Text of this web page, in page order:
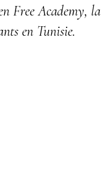
Free Academy, la
en Tunisie.